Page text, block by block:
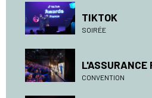
TIKTOK
SOIRÉE
L'ASSURANCE
CONVENTION